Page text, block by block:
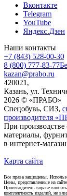
Вконтакте
Telegram
YouTube
Яндекс.Дзен
Наши контакты
+7 (843) 528-00-30
8 (800) 777-83-77
kazan@prabo.ru
420021,
Казань, ул.
2026 © «ПРАБО»
Спецобувь, СИЗ,
производителя
При
материалы,
в интернет-
Карта сайта
Все права защищены.
Цены, представленные на
Производитель вправе
комплектность изделий, не